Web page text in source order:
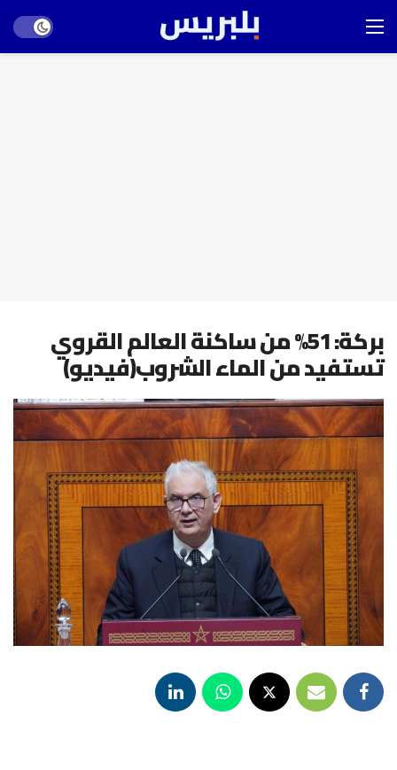
mode
بركة: 51% من ساكنة العالم القروي
تستفيد من الماء الشروب(فيديو)